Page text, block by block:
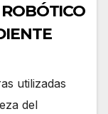
utilizadas
del